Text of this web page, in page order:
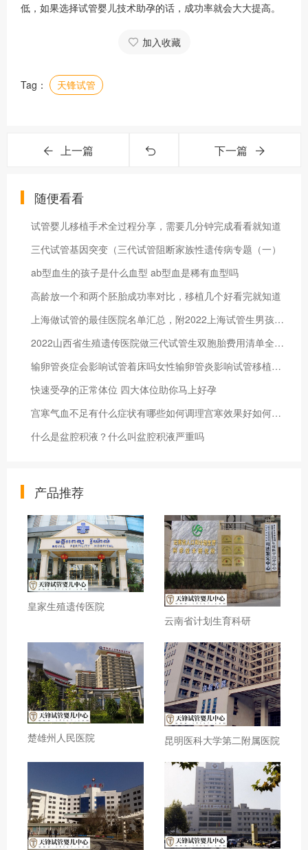
低，如果选择试管婴儿技术助孕的话，成功率就会大大提高。
加入收藏
Tag： 天锋试管
上一篇 下一篇
随便看看
试管婴儿移植手术全过程分享，需要几分钟完成看看就知道
三代试管基因突变（三代试管阻断家族性遗传病专题（一）
ab型血生的孩子是什么血型 ab型血是稀有血型吗
高龄放一个和两个胚胎成功率对比，移植几个好看完就知道
上海做试管的最佳医院名单汇总，附2022上海试管生男孩医院公开
2022山西省生殖遗传医院做三代试管生双胞胎费用清单全面解读
输卵管炎症会影响试管着床吗女性输卵管炎影响试管移植吗输卵管炎期间能做试管婴儿吗？
快速受孕的正常体位 四大体位助你马上好孕
宫寒气血不足有什么症状有哪些如何调理宫寒效果好如何快速调理宫寒，效果最好
什么是盆腔积液？什么叫盆腔积液严重吗
产品推荐
皇家生殖遗传医院
云南省计划生育科研
楚雄州人民医院 昆明医科大学第二附属医院